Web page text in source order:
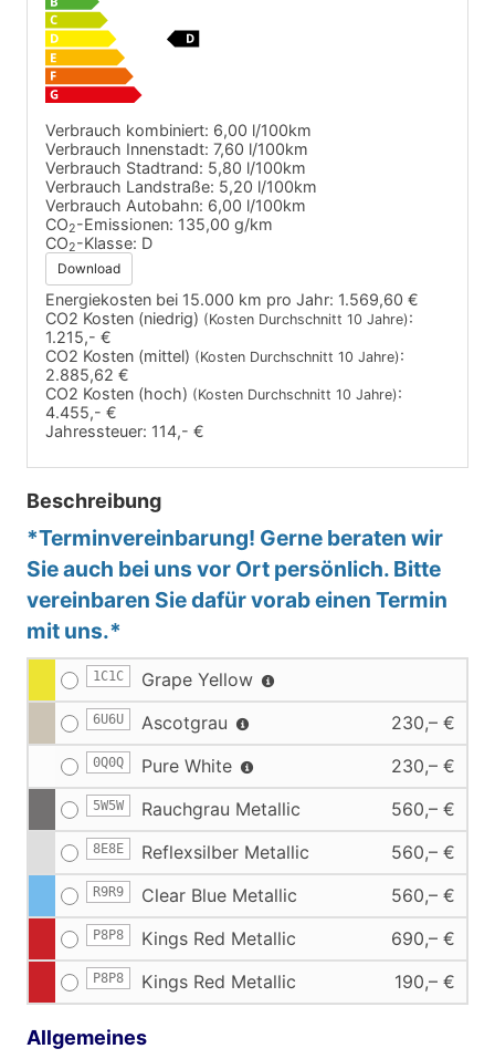
Verbrauch kombiniert: 6,00 l/100km
Verbrauch Innenstadt: 7,60 l/100km
Verbrauch Stadtrand: 5,80 l/100km
Verbrauch Landstraße: 5,20 l/100km
Verbrauch Autobahn: 6,00 l/100km
CO2-Emissionen: 135,00 g/km
CO2-Klasse: D
Download
Energiekosten bei 15.000 km pro Jahr: 1.569,60 €
CO2 Kosten (niedrig) (Kosten Durchschnitt 10 Jahre):
1.215,- €
CO2 Kosten (mittel) (Kosten Durchschnitt 10 Jahre):
2.885,62 €
CO2 Kosten (hoch) (Kosten Durchschnitt 10 Jahre):
4.455,- €
Jahressteuer: 114,- €
Beschreibung
*Terminvereinbarung! Gerne beraten wir
Sie auch bei uns vor Ort persönlich. Bitte
vereinbaren Sie dafür vorab einen Termin
mit uns.*
1C1C Grape Yellow
6U6U Ascotgrau 230,– €
0Q0Q Pure White 230,– €
5W5W Rauchgrau Metallic 560,– €
8E8E Reflexsilber Metallic 560,– €
R9R9 Clear Blue Metallic 560,– €
P8P8 Kings Red Metallic 690,– €
P8P8 Kings Red Metallic 190,– €
Allgemeines